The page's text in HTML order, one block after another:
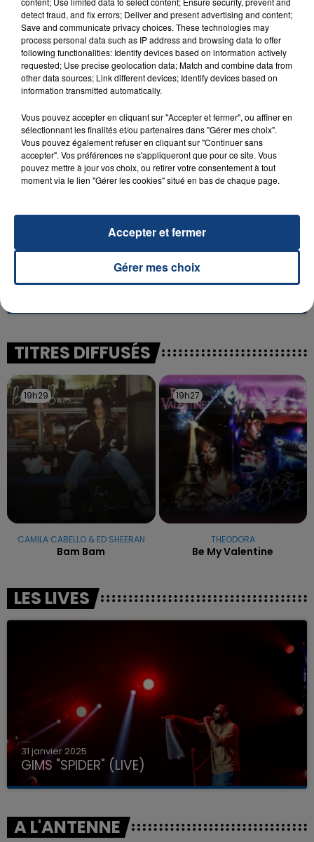
23 juillet 2026
INCENDIE MORTEL À LENS : UNE FEMME ET
SON BÉBÉ ENTRE LA VIE ET LA...
Un homme s'est immolé par le feu après avoir
aspergé sa compagne et leur bébé de trois mois
d'un liquide inflammable.
UNE ADOLESCENTE DEVANT SE FAIRE
OPÉRER DE LA CHEVILLE RESSORT DE LA...
excuses.
TITRES DIFFUSÉS
19h29
19h29
CAMILA CABELLO & ED SHEERAN
Bam Bam
19h27
19h27
THEODORA
Be My Valentine
LES LIVES
31 janvier 2025
GIMS "SPIDER" (LIVE)
A L'ANTENNE
detect fraud, and fix errors; Deliver and present advertising and content;
Save and communicate privacy choices. These technologies may
process personal data such as IP address and browsing data to offer
following functionalities: Identify devices based on information actively
requested; Use precise geolocation data; Match and combine data from
other data sources; Link different devices; Identify devices based on
information transmitted automatically.
Vous pouvez accepter en cliquant sur "Accepter et fermer", ou affiner en
sélectionnant les finalités et/ou partenaires dans "Gérer mes choix".
Vous pouvez également refuser en cliquant sur "Continuer sans
accepter". Vos préférences ne s'appliqueront que pour ce site. Vous
pouvez mettre à jour vos choix, ou retirer votre consentement à tout
moment via le lien "Gérer les cookies" situé en bas de chaque page.
Gérer mes choix
Accepter et fermer